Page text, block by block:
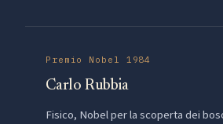
Premio Nobel 1984
Carlo Rubbia
Fisico, Nobel per la scoperta dei